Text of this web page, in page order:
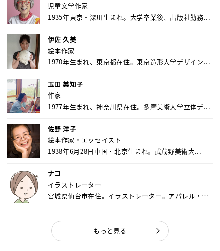
児童文学作家
1935年東京・深川生まれ。大学卒業後、出版社勤務...
伊佐 久美
絵本作家
1970年生まれ、東京都在住。東京造形大学デザイン...
玉田 美知子
作家
1977年生まれ、神奈川県在住。多摩美術大学立体デ...
佐野 洋子
絵本作家・エッセイスト
1938年6月28日中国・北京生まれ。武蔵野美術大...
ナコ
イラストレーター
宮城県仙台市在住。イラストレーター。アパレル・キ
もっと見る